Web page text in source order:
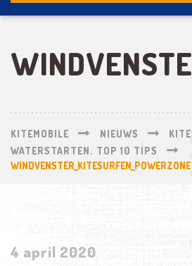
KITEMOBILE NIEUWS
WATERSTARTEN. TOP 10 TIPS
WINDVENSTER_KITESURFEN_POWERZONE
4 april 2020